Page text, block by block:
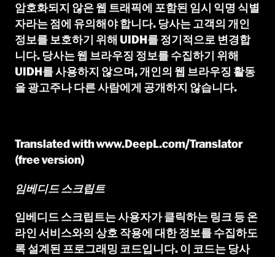
암호화되지 않은 웹 트래픽에 포함된 임시 익명 식별
자라는 점에 유의해야 합니다. 당사는 고객의 개인
정보를 보호하기 위해 UIDH를 정기적으로 변경합
니다. 당사는 웹 브라우징 정보를 수집하기 위해
UIDH를 사용하지 않으며, 개인의 웹 브라우징 활동
을 광고주나 다른 사람에게 공개하지 않습니다.
Translated with www.DeepL.com/Translator
(free version)
임베디드 스크립트
임베디드 스크립트는 사용자가 클릭하는 링크 등 온
라인 서비스와의 상호 작용에 대한 정보를 수집하도
록 설계된 프로그래밍 코드입니다. 이 코드는 당사